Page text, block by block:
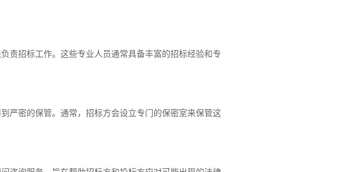
责招标工作。这些专业人员通常具备丰富的招标经验和专
严密的保管。通常，招标方会设立专门的保密室来保管这